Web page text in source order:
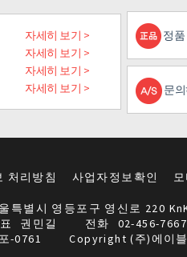
자세히 보기 >
자세히 보기 >
자세히 보기 >
자세히 보기 >
정
문
처리방침 사업자정보확인
특별시 영등포구 영신로 220
권민길 전화 02-456-7667
-0761
Copyright (주)에이